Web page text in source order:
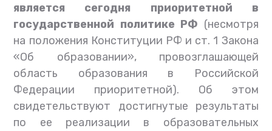
является сегодня приоритетной в
государственной политике РФ (несмотря
на положения Конституции РФ и ст. 1 Закона
«Об образовании», провозглашающей
область образования в Российской
Федерации приоритетной). Об этом
свидетельствуют достигнутые результаты
по ее реализации в образовательных